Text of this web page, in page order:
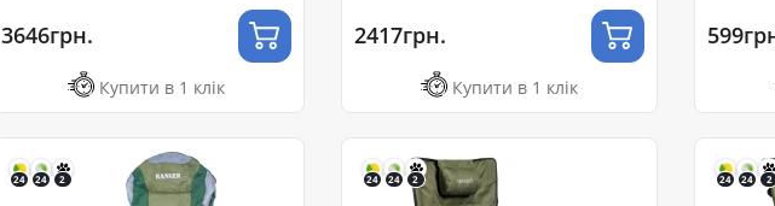
3646грн.
Купити в 1 клік
2417грн.
Купити в 1 клік
24 24 2 24 24 2 24 24 2